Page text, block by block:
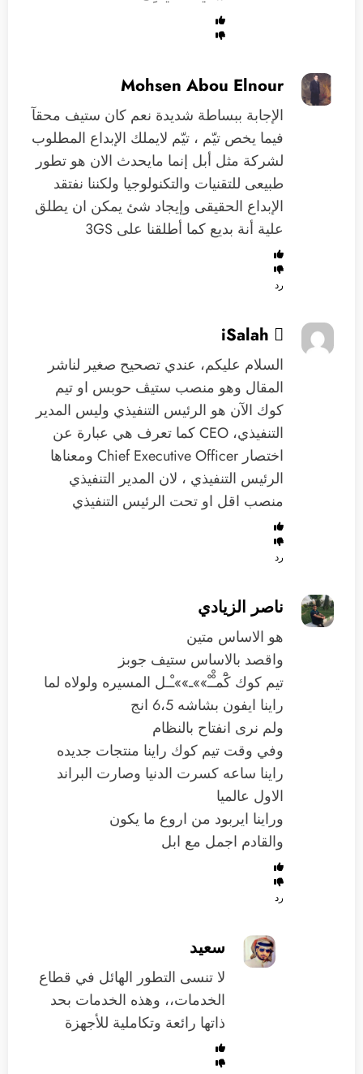
Mohsen Abou Elnour
الإجابة ببساطة شديدة نعم كان ستيف محقآ
فيما يخص تيّم ، تيّم لايملك الإبداع المطلوب
لشركة مثل أبل إنما مايحدث الان هو تطور
طبيعى للتقنيات والتكنولوجيا ولكننا نفتقد
الإبداع الحقيقى وإيجاد شئ يمكن ان يطلق
علية أنة بديع كما أطلقنا على 3GS
رد
iSalah 
السلام عليكم، عندي تصحيح صغير لناشر
المقال وهو منصب ستيڤ حوبس او تيم
كوك الآن هو الرئيس التنفيذي وليس المدير
التنفيذي، CEO كما تعرف هي عبارة عن
اختصار Chief Executive Officer ومعناها
الرئيس التنفيذي ، لان المدير التنفيذي
منصب اقل او تحت الرئيس التنفيذي
رد
ناصر الزيادي
هو الاساس متين
واقصد بالاساس ستيف جوبز
تيم كوك كْٓمـْْـْ»»ـ»»ـْـل المسيره ولولاه لما
راينا ايفون بشاشه 6،5 انج
ولم نرى انفتاح بالنظام
وفي وقت تيم كوك راينا منتجات جديده
راينا ساعه كسرت الدنيا وصارت البراند
الاول عالميا
وراينا ايربود من اروع ما يكون
والقادم اجمل مع ابل
رد
سعيد
لا تنسى التطور الهائل في قطاع
الخدمات،، وهذه الخدمات بحد
ذاتها رائعة وتكاملية للأجهزة